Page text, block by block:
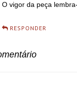
O vigor da peça
RESPONDER